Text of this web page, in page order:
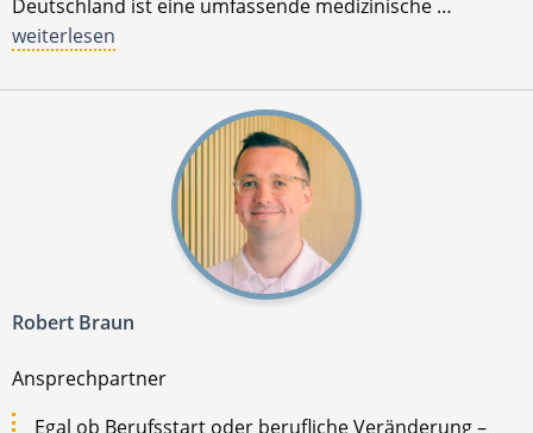
Deutschland ist eine umfassende medizinische …
weiterlesen
Robert Braun
Ansprechpartner
Egal ob Berufsstart oder berufliche Veränderung –